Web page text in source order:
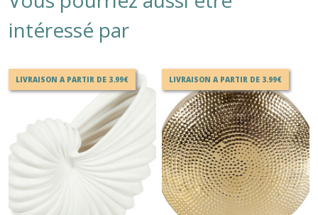
intéressé par
LIVRAISON A PARTIR DE 3.99€ LIVRAISON A PARTIR DE 3.99€